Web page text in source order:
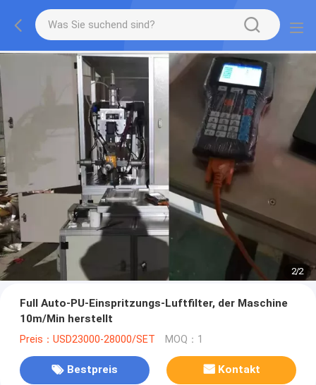
2/2
Full Auto-PU-Einspritzungs-Luftfilter, der Maschine
10m/Min herstellt
Preis：USD23000-28000/SET MOQ：1
Bestpreis Kontakt